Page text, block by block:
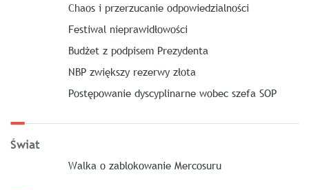
Chaos i przerzucanie odpowiedzialności
Festiwal nieprawidłowości
Budżet z podpisem Prezydenta
NBP zwiększy rezerwy złota
Postępowanie dyscyplinarne wobec szefa SOP
Świat
Walka o zablokowanie Mercosuru